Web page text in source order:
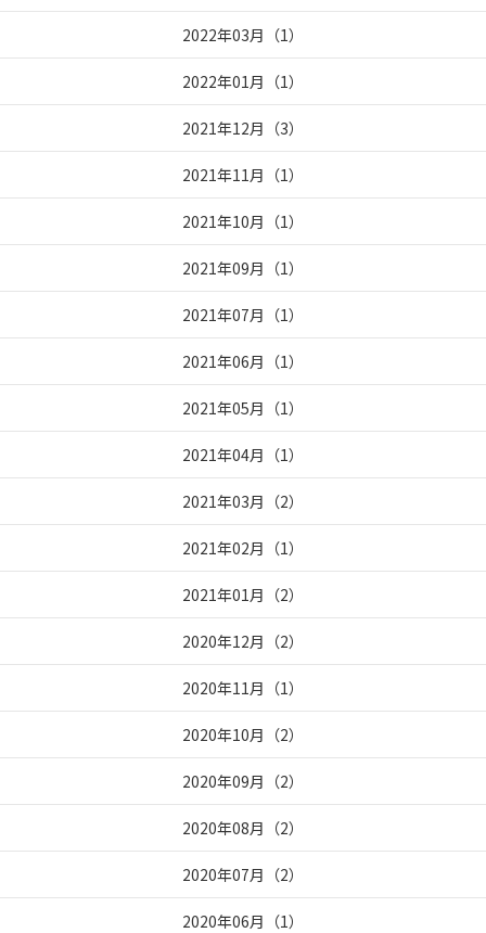
2022年03月 （1）
2022年01月 （1）
2021年12月 （3）
2021年11月 （1）
2021年10月 （1）
2021年09月 （1）
2021年07月 （1）
2021年06月 （1）
2021年05月 （1）
2021年04月 （1）
2021年03月 （2）
2021年02月 （1）
2021年01月 （2）
2020年12月 （2）
2020年11月 （1）
2020年10月 （2）
2020年09月 （2）
2020年08月 （2）
2020年07月 （2）
2020年06月 （1）